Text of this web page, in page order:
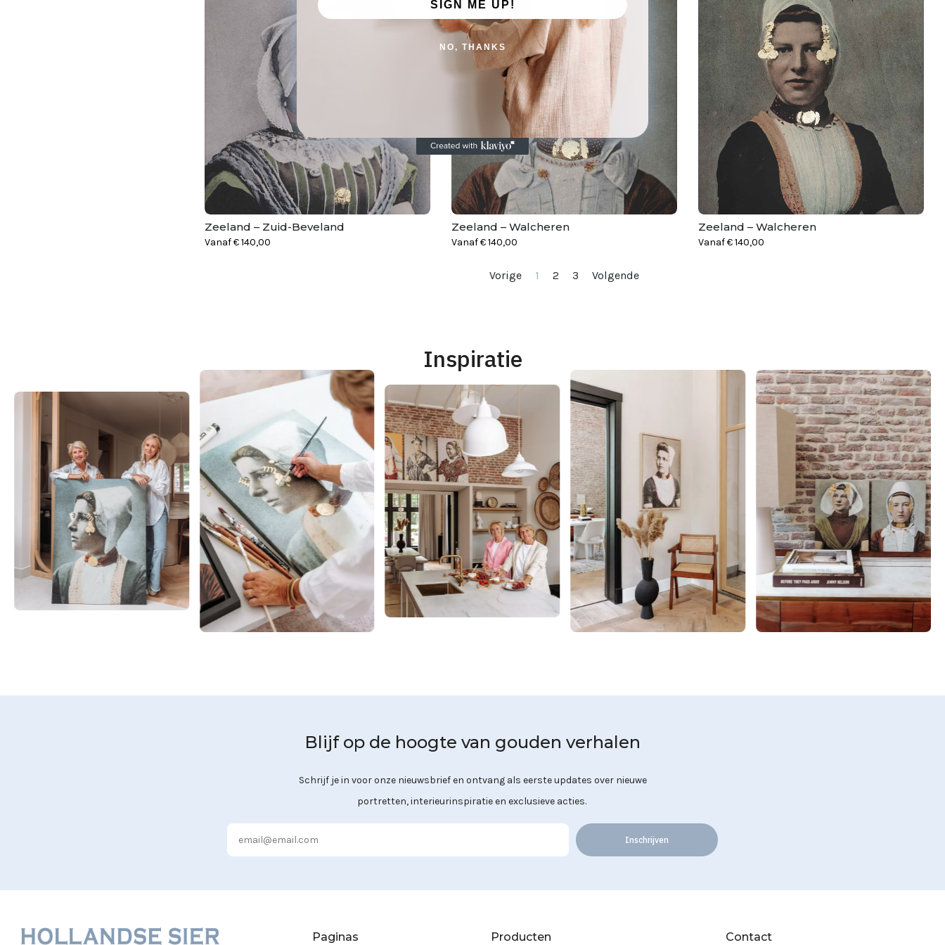
Zeeland – Zuid-Beveland
Vanaf€140,00
Zeeland – Walcheren
Vanaf€140,00
Zeeland – Walcheren
Vanaf€140,00
Vorige 1 2 3 Volgende
Inspiratie
Blijf op de hoogte van gouden verhalen
Schrijf je in voor onze nieuwsbrief en ontvang als eerste updates over nieuwe
portretten, interieurinspiratie en exclusieve acties.
Inschrijven
Paginas Producten Contact
SIGN ME UP!
NO, THANKS